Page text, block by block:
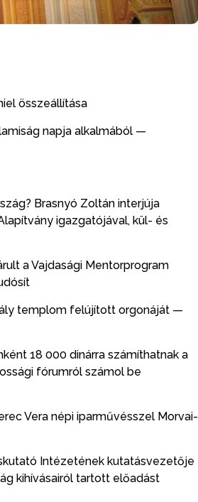
összeállítása
napja alkalmából —
Brasnyó Zoltán interjúja
igazgatójával, kül- és
a Vajdasági Mentorprogram
templom felújított orgonáját —
18 000 dinárra számíthatnak a
fórumról számol be
Vera népi iparművésszel Morvai-
Intézetének kutatásvezetője
kihívásairól tartott előadást